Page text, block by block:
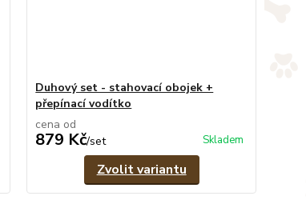
Duhový set - stahovací obojek +
přepínací vodítko
cena od
879 Kč/set Skladem
Zvolit variantu